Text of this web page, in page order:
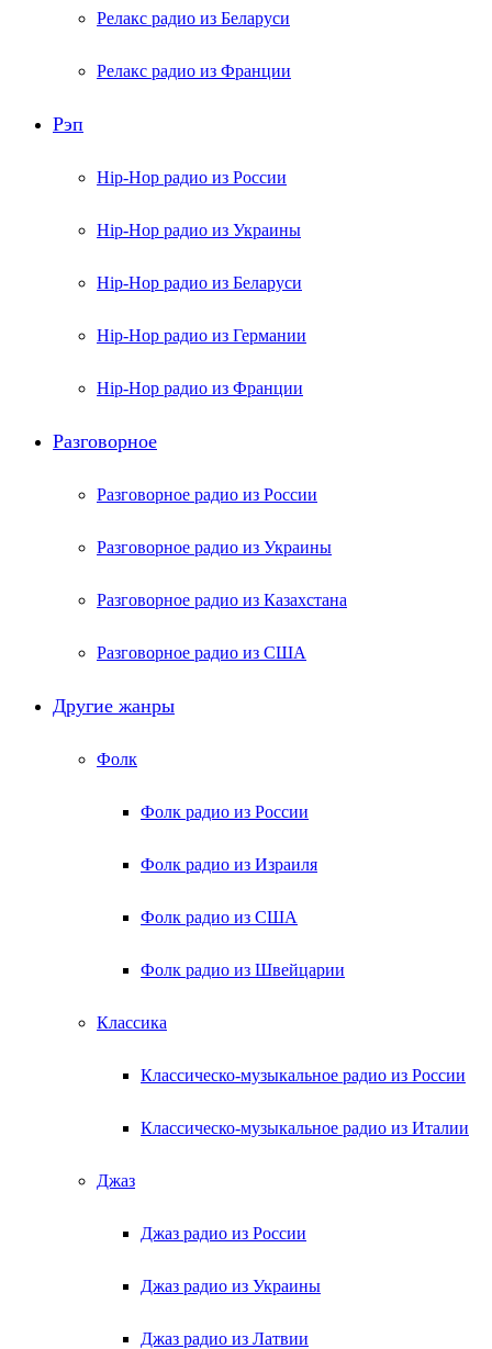
Релакс радио из Беларуси
Релакс радио из Франции
Рэп
Hip-Hop радио из России
Hip-Hop радио из Украины
Hip-Hop радио из Беларуси
Hip-Hop радио из Германии
Hip-Hop радио из Франции
Разговорное
Разговорное радио из России
Разговорное радио из Украины
Разговорное радио из Казахстана
Разговорное радио из США
Другие жанры
Фолк
Фолк радио из России
Фолк радио из Израиля
Фолк радио из США
Фолк радио из Швейцарии
Классика
Классическо-музыкальное радио из России
Классическо-музыкальное радио из Италии
Джаз
Джаз радио из России
Джаз радио из Украины
Джаз радио из Латвии